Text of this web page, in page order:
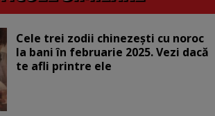
Cele trei zodii chinezești cu noroc
la bani în februarie 2025. Vezi dacă
te afli printre ele